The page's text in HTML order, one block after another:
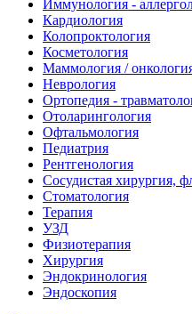
Иммунология -
Кардиология
Колопроктология
Косметология
Маммология /
Неврология
Ортопедия -
Отоларингология
Офтальмология
Педиатрия
Рентгенология
Сосудистая хирургия,
Стоматология
Терапия
УЗД
Физиотерапия
Хирургия
Эндокринология
Эндоскопия